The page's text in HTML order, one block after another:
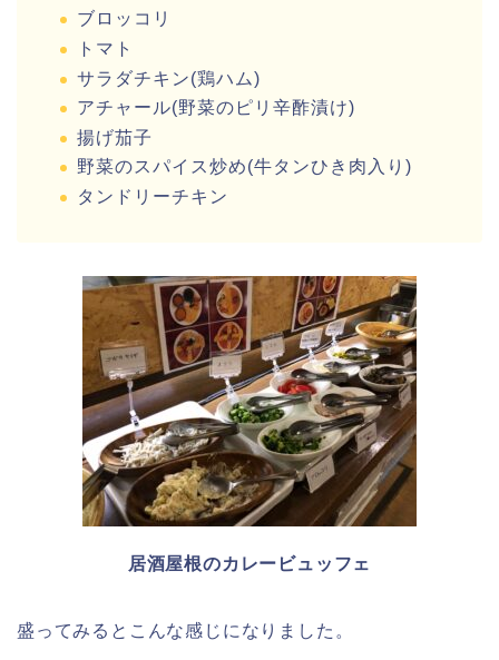
ブロッコリ
トマト
サラダチキン(鶏ハム)
アチャール(野菜のピリ辛酢漬け)
揚げ茄子
野菜のスパイス炒め(牛タンひき肉入り)
タンドリーチキン
居酒屋根のカレービュッフェ
盛ってみるとこんな感じになりました。